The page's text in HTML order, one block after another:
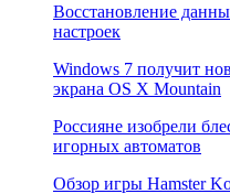
Восстановление
настроек
Windows 7 получит
экрана OS X Mountain
Россияне изобрели
игорных автоматов
Обзор игры Hamster